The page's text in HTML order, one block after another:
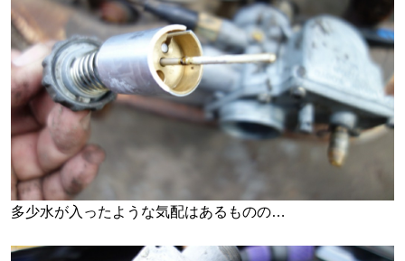
多少水が入ったような気配はあるものの…